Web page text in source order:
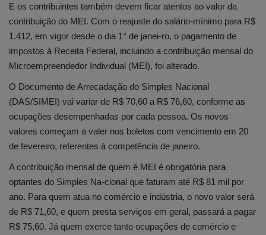
E os contribuintes também devem ficar atentos ao valor da
contribuição do MEI. Com o reajuste do salário-mínimo para R$
1.412, em vigor desde o dia 1° de janei-ro, o pagamento de
impostos à Receita Federal, incluindo a contribuição mensal do
Microempreendedor Individual (MEI), foi alterado.
O Documento de Arrecadação do Simples Nacional
(DAS/SIMEI) vai variar de R$ 70,60 a R$ 76,60, conforme as
ocupações desempenhadas por cada pessoa. Os novos
valores começam a valer nos boletos com vencimento em 20
de fevereiro, referentes à competência de janeiro.
A contribuição mensal de quem é MEI é obrigatória para
optantes do Simples Na-cional que faturam até R$ 81 mil por
ano. Para quem atua no comércio e indústria, o novo valor será
de R$ 71,60, e quem presta serviços em geral, passará a pagar
R$ 75,60. Já quem exerce tanto ocupações de comércio e